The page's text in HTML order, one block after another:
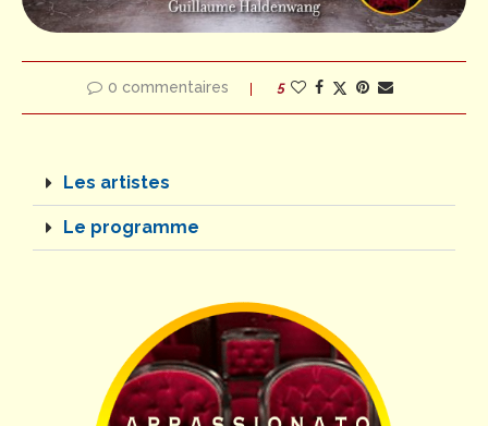
0 commentaires 5
Les artistes
Le programme